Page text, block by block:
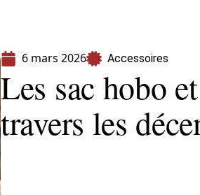
6 mars 2026 Accessoires
Les sac hobo
travers les